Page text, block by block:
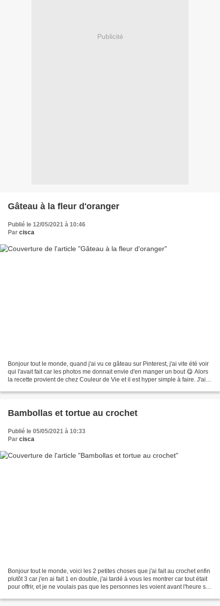
Publicité
Gâteau à la fleur d'oranger
Publié le 12/05/2021 à 10:46
Par cisca
Bonjour tout le monde, quand j'ai vu ce gâteau sur Pinterest, j'ai vite été voir
qui l'avait fait car les photos me donnait envie d'en manger un bout 😋 Alors
la recette provient de chez Couleur de Vie et il est hyper simple à faire. J'ai
Bambollas et tortue au crochet
Publié le 05/05/2021 à 10:33
Par cisca
Bonjour tout le monde, voici les 2 petites choses que j'ai fait au crochet enfin
plutôt 3 car j'en ai fait 1 en double, j'ai tardé à vous les montrer car tout était
pour offrir, et je ne voulais pas que les personnes les voient avant l'heure sur